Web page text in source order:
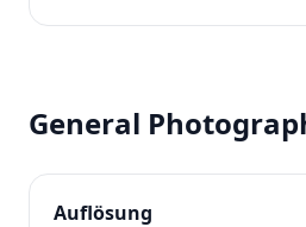
General
Auflösung